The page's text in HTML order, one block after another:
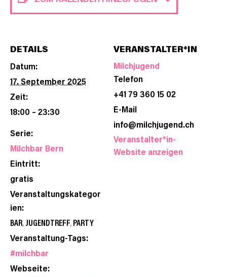
DETAILS
Datum:
17. September 2025
Zeit:
18:00 – 23:30
Serie:
Milchbar Bern
Eintritt:
gratis
Veranstaltungskategor
ien:
BAR,JUGENDTREFF,PARTY
Veranstaltung-Tags:
#milchbar
Webseite:
VERANSTALTER*IN
Milchjugend
Telefon
+41 79 360 15 02
E-Mail
info@milchjugend.ch
Veranstalter*in-
Website anzeigen